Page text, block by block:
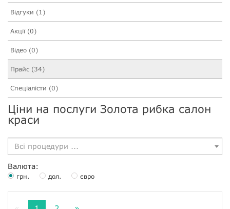
Відгуки (1)
Акції (0)
Відео (0)
Прайс (34)
Спеціалісти (0)
Ціни на послуги Золота рибка салон
краси
Всі процедури ...
Валюта:
грн. дол. євро